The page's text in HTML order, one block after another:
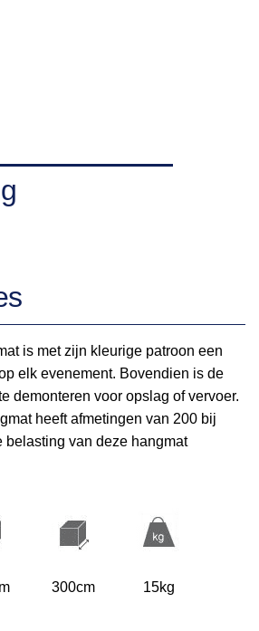
is met zijn kleurige patroon een
elk evenement. Bovendien is de
demonteren voor opslag of vervoer.
heeft afmetingen van 200 bij
belasting van deze hangmat
300cm 15kg